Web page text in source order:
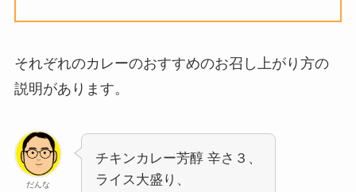
それぞれのカレーのおすすめのお召し上がり方の
説明があります。
だんな
チキンカレー芳醇 辛さ３、
ライス大盛り、